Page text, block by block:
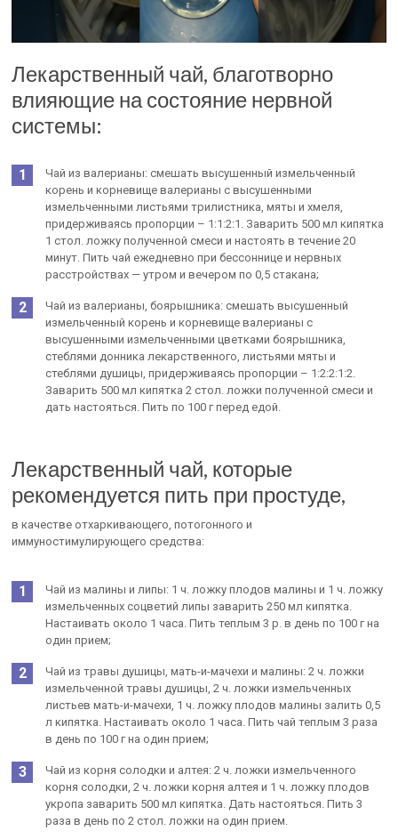
Лекарственный чай, благотворно
влияющие на состояние нервной
системы:
Чай из валерианы: смешать высушенный измельченный
корень и корневище валерианы с высушенными
измельченными листьями трилистника, мяты и хмеля,
придерживаясь пропорции – 1:1:2:1. Заварить 500 мл кипятка
1 стол. ложку полученной смеси и настоять в течение 20
минут. Пить чай ежедневно при бессоннице и нервных
расстройствах — утром и вечером по 0,5 стакана;
Чай из валерианы, боярышника: смешать высушенный
измельченный корень и корневище валерианы с
высушенными измельченными цветками боярышника,
стеблями донника лекарственного, листьями мяты и
стеблями душицы, придерживаясь пропорции – 1:2:2:1:2.
Заварить 500 мл кипятка 2 стол. ложки полученной смеси и
дать настояться. Пить по 100 г перед едой.
Лекарственный чай, которые
рекомендуется пить при простуде,
в качестве отхаркивающего, потогонного и
иммуностимулирующего средства:
Чай из малины и липы: 1 ч. ложку плодов малины и 1 ч. ложку
измельченных соцветий липы заварить 250 мл кипятка.
Настаивать около 1 часа. Пить теплым 3 р. в день по 100 г на
один прием;
Чай из травы душицы, мать-и-мачехи и малины: 2 ч. ложки
измельченной травы душицы, 2 ч. ложки измельченных
листьев мать-и-мачехи, 1 ч. ложку плодов малины залить 0,5
л кипятка. Настаивать около 1 часа. Пить чай теплым 3 раза
в день по 100 г на один прием;
Чай из корня солодки и алтея: 2 ч. ложки измельченного
корня солодки, 2 ч. ложки корня алтея и 1 ч. ложку плодов
укропа заварить 500 мл кипятка. Дать настояться. Пить 3
раза в день по 2 стол. ложки на один прием.